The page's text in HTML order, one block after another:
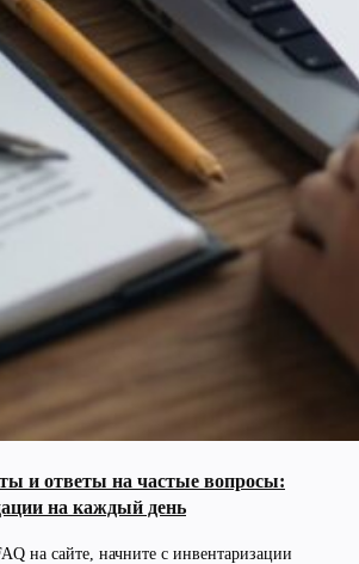
и ответы на частые вопросы:
на каждый день
на сайте, начните с инвентаризации